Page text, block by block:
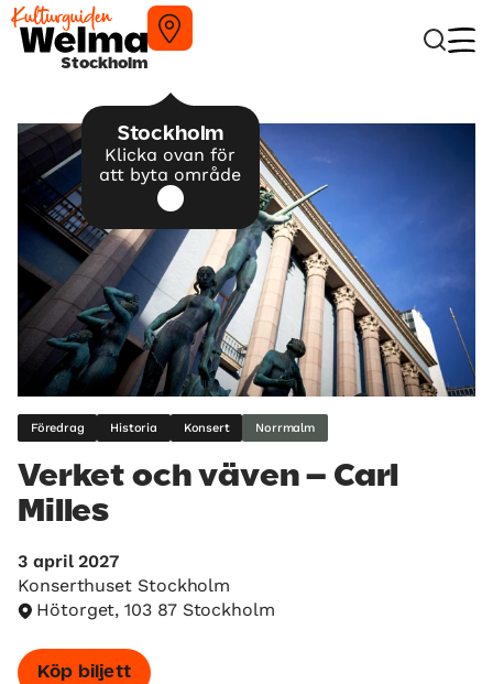
Stockholm
Stockholm
Klicka ovan för
att byta område
Föredrag Historia Konsert Norrmalm
Verket och väven – Carl
Milles
3 april 2027
Konserthuset Stockholm
Hötorget, 103 87 Stockholm
Köp biljett